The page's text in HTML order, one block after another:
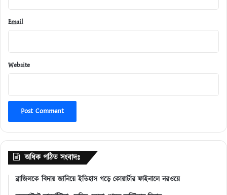
Email
Website
অধিক পঠিত সংবাদঃ
ব্রাজিলকে বিদায় জানিয়ে ইতিহাস গড়ে কোয়ার্টার ফাইনালে নরওয়ে